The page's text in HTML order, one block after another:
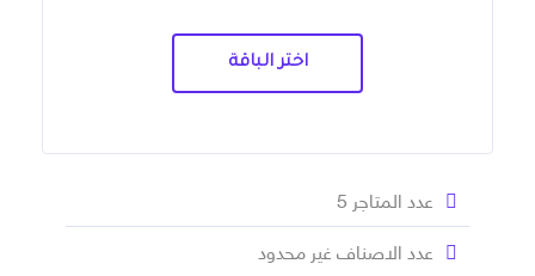
اختر الباقة
عدد المتاجر 5
عدد الاصناف غير محدود